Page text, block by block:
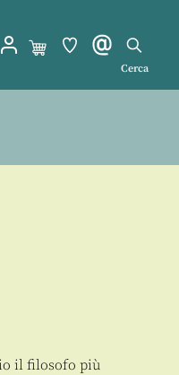
Cerca
il filosofo più